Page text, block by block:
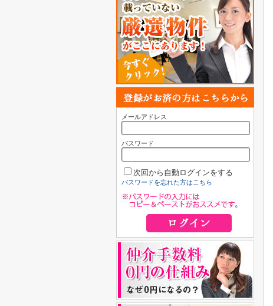
メールアドレス
パスワード
次回から自動ログインをする
パスワードを忘れた方はこちら